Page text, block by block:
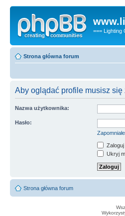
=== Lighting
Strona główna forum
Aby oglądać profile musisz się
Nazwa użytkownika:
Hasło:
Ukryj
Strona główna forum